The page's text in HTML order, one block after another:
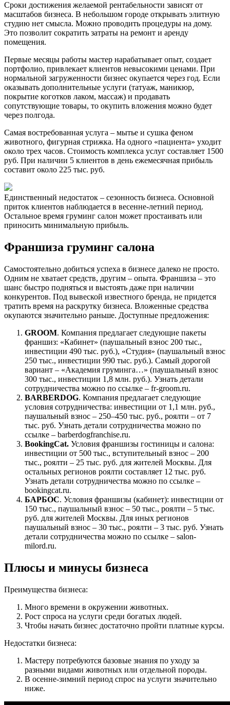
Сроки достижения желаемой рентабельности зависят от
масштабов бизнеса. В небольшом городе открывать элитную
студию нет смысла. Можно проводить процедуры на дому.
Это позволит сократить затраты на ремонт и аренду
помещения.
Первые месяцы работы мастер нарабатывает опыт, создает
портфолио, привлекает клиентов невысокими ценами. При
нормальной загруженности бизнес окупается через год. Если
оказывать дополнительные услуги (татуаж, маникюр,
покрытие коготков лаком, массаж) и продавать
сопутствующие товары, то окупить вложения можно будет
через полгода.
Самая востребованная услуга – мытье и сушка феном
животного, фигурная стрижка. На одного «пациента» уходит
около трех часов. Стоимость комплекса услуг составляет 1500
руб. При наличии 5 клиентов в день ежемесячная прибыль
составит около 225 тыс. руб.
Единственный недостаток – сезонность бизнеса. Основной
приток клиентов наблюдается в весенне-летний период.
Остальное время груминг салон может простаивать или
приносить минимальную прибыль.
Франшиза груминг салона
Самостоятельно добиться успеха в бизнесе далеко не просто.
Одним не хватает средств, другим – опыта. Франшиза – это
шанс быстро подняться и выстоять даже при наличии
конкурентов. Под вывеской известного бренда, не придется
тратить время на раскрутку бизнеса. Вложенные средства
окупаются значительно раньше. Доступные предложения:
GROOM. Компания предлагает следующие пакеты
франшиз: «Кабинет» (паушальный взнос 200 тыс.,
инвестиции 490 тыс. руб.), «Студия» (паушальный взнос
250 тыс., инвестиции 990 тыс. руб.). Самый дорогой
вариант – «Академия груминга…» (паушальный взнос
300 тыс., инвестиции 1,8 млн. руб.). Узнать детали
сотрудничества можно по ссылке – fr-groom.ru.
BARBERDOG. Компания предлагает следующие
условия сотрудничества: инвестиции от 1,1 млн. руб.,
паушальный взнос – 250–450 тыс. руб., роялти – от 7
тыс. руб. Узнать детали сотрудничества можно по
ссылке – barberdogfranchise.ru.
BookingCat. Условия франшизы гостиницы и салона:
инвестиции от 500 тыс., вступительный взнос – 200
тыс., роялти – 25 тыс. руб. для жителей Москвы. Для
остальных регионов роялти составляет 12 тыс. руб.
Узнать детали сотрудничества можно по ссылке –
bookingcat.ru.
БАРБОС. Условия франшизы (кабинет): инвестиции от
150 тыс., паушальный взнос – 50 тыс., роялти – 5 тыс.
руб. для жителей Москвы. Для иных регионов
паушальный взнос – 30 тыс., роялти – 3 тыс. руб. Узнать
детали сотрудничества можно по ссылке – salon-
milord.ru.
Плюсы и минусы бизнеса
Преимущества бизнеса:
Много времени в окружении животных.
Рост спроса на услуги среди богатых людей.
Чтобы начать бизнес достаточно пройти платные курсы.
Недостатки бизнеса:
Мастеру потребуются базовые знания по уходу за
разными видами животных или отдельной породы.
В осенне-зимний период спрос на услуги значительно
ниже.